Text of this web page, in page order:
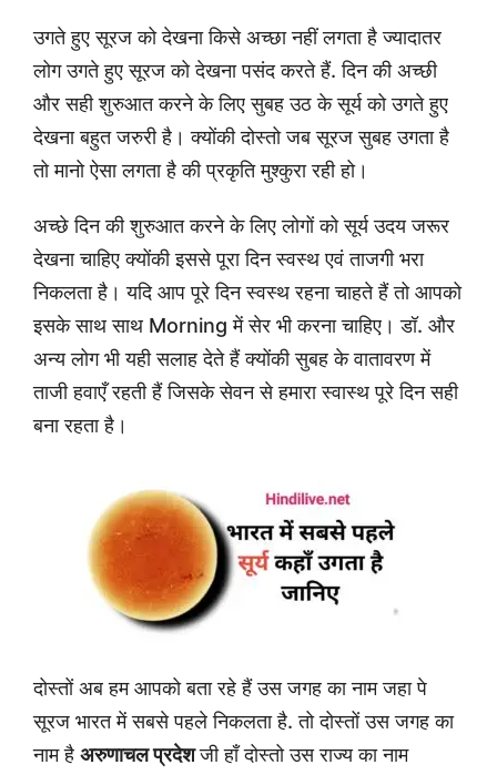
उगते हुए सूरज को देखना किसे अच्छा नहीं लगता है ज्यादातर
लोग उगते हुए सूरज को देखना पसंद करते हैं. दिन की अच्छी
और सही शुरुआत करने के लिए सुबह उठ के सूर्य को उगते हुए
देखना बहुत जरुरी है। क्योंकी दोस्तो जब सूरज सुबह उगता है
तो मानो ऐसा लगता है की प्रकृति मुश्कुरा रही हो।
अच्छे दिन की शुरुआत करने के लिए लोगों को सूर्य उदय जरूर
देखना चाहिए क्योंकी इससे पूरा दिन स्वस्थ एवं ताजगी भरा
निकलता है। यदि आप पूरे दिन स्वस्थ रहना चाहते हैं तो आपको
इसके साथ साथ Morning में सेर भी करना चाहिए। डॉ. और
अन्य लोग भी यही सलाह देते हैं क्योंकी सुबह के वातावरण में
ताजी हवाएँ रहती हैं जिसके सेवन से हमारा स्वास्थ पूरे दिन सही
बना रहता है।
दोस्तों अब हम आपको बता रहे हैं उस जगह का नाम जहा पे
सूरज भारत में सबसे पहले निकलता है. तो दोस्तों उस जगह का
नाम है अरुणाचल प्रदेशजी हाँ दोस्तो उस राज्य का नाम